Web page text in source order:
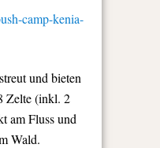
und bieten
Zelte (inkl. 2
am Fluss und
Wald.